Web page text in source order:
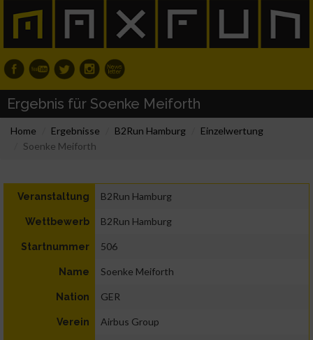
Ergebnis für Soenke Meiforth
Home Ergebnisse B2Run Hamburg
Einzelwertung
Soenke Meiforth
Veranstaltung B2Run Hamburg
Wettbewerb B2Run Hamburg
Startnummer 506
Name Soenke Meiforth
Nation GER
Verein Airbus Group